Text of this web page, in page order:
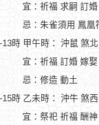
宜：祈福 求嗣 訂
忌：朱雀須用 鳳凰
13時 甲午時： 沖鼠 煞
宜：祈福 訂婚 嫁
忌：修造 動土
15時 乙未時： 沖牛 煞
宜：祭祀 祈福 酬